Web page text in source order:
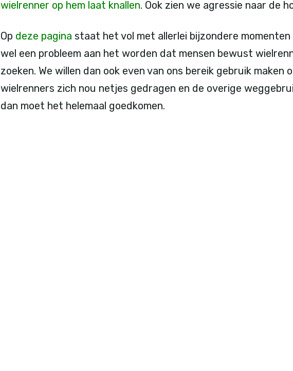
wielrenner op hem laat knallen. Ook zien we agressie naar de
Op deze pagina staat het vol met allerlei bijzondere
wel een probleem aan het worden dat mensen bewust
zoeken. We willen dan ook even van ons bereik gebruik maken
wielrenners zich nou netjes gedragen en de overige
dan moet het helemaal goedkomen.